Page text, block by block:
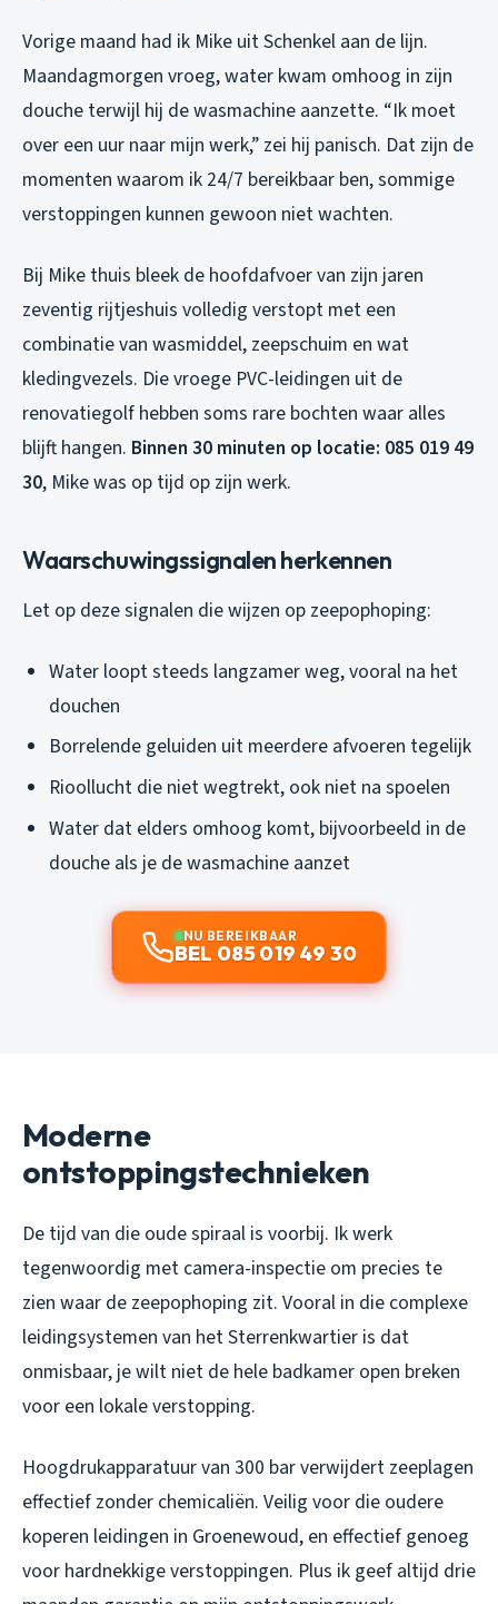
Vorige maand had ik Mike uit Schenkel aan de lijn.
Maandagmorgen vroeg, water kwam omhoog in zijn
douche terwijl hij de wasmachine aanzette. “Ik moet
over een uur naar mijn werk,” zei hij panisch. Dat zijn de
momenten waarom ik 24/7 bereikbaar ben, sommige
verstoppingen kunnen gewoon niet wachten.
Bij Mike thuis bleek de hoofdafvoer van zijn jaren
zeventig rijtjeshuis volledig verstopt met een
combinatie van wasmiddel, zeepschuim en wat
kledingvezels. Die vroege PVC-leidingen uit de
renovatiegolf hebben soms rare bochten waar alles
blijft hangen. Binnen 30 minuten op locatie: 085 019 49
30, Mike was op tijd op zijn werk.
Waarschuwingssignalen herkennen
Let op deze signalen die wijzen op zeepophoping:
Water loopt steeds langzamer weg, vooral na het
douchen
Borrelende geluiden uit meerdere afvoeren tegelijk
Rioollucht die niet wegtrekt, ook niet na spoelen
Water dat elders omhoog komt, bijvoorbeeld in de
douche als je de wasmachine aanzet
NU BEREIKBAAR
BEL 085 019 49 30
Moderne
ontstoppingstechnieken
De tijd van die oude spiraal is voorbij. Ik werk
tegenwoordig met camera-inspectie om precies te
zien waar de zeepophoping zit. Vooral in die complexe
leidingsystemen van het Sterrenkwartier is dat
onmisbaar, je wilt niet de hele badkamer open breken
voor een lokale verstopping.
Hoogdrukapparatuur van 300 bar verwijdert zeeplagen
effectief zonder chemicaliën. Veilig voor die oudere
koperen leidingen in Groenewoud, en effectief genoeg
voor hardnekkige verstoppingen. Plus ik geef altijd drie